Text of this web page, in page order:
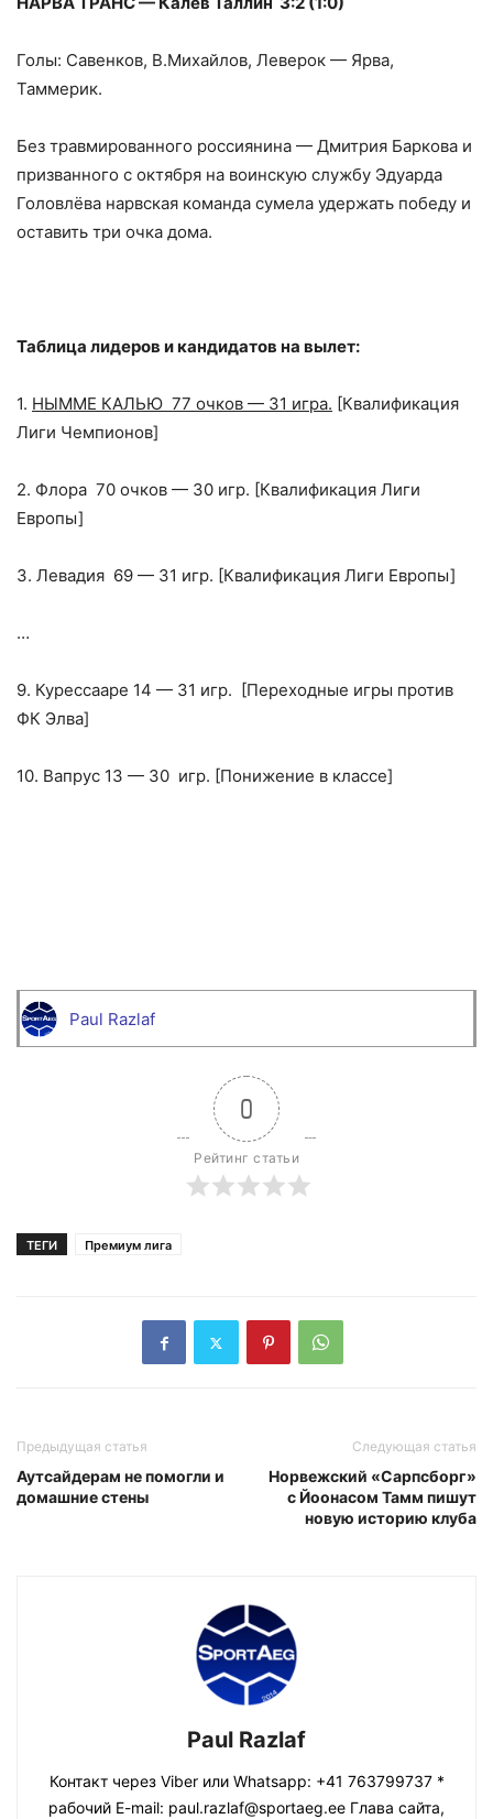
Голы: Савенков, В.Михайлов, Леверок — Ярва,
Таммерик.
Без травмированного россиянина — Дмитрия Баркова и
призванного с октября на воинскую службу Эдуарда
Головлёва нарвская команда сумела удержать победу и
оставить три очка дома.
Таблица лидеров и кандидатов на вылет:
1. НЫММЕ КАЛЬЮ 77 очков — 31 игра. [Квалификация
Лиги Чемпионов]
2. Флора 70 очков — 30 игр. [Квалификация Лиги
Европы]
3. Левадия 69 — 31 игр. [Квалификация Лиги Европы]
…
9. Курессааре 14 — 31 игр. [Переходные игры против
ФК Элва]
10. Вапрус 13 — 30 игр. [Понижение в классе]
Paul Razlaf
0
Рейтинг статьи
ТЕГИ Премиум лига
Предыдущая статья
Аутсайдерам не помогли и
домашние стены
Следующая статья
Норвежский «Сарпсборг»
с Йоонасом Тамм пишут
новую историю клуба
Paul Razlaf
Контакт через Viber или Whatsapp: +41 763799737 *
рабочий E-mail: paul.razlaf@sportaeg.ee Глава сайта,